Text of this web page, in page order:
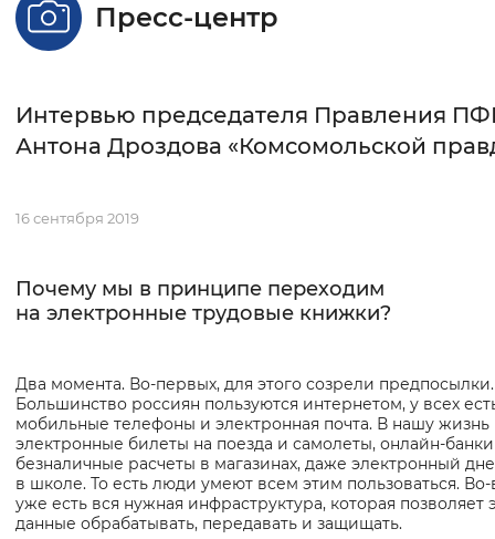
Стандартный
Шрифт
Без засечек С засечками
Цвет сайта
Синий фон
Изображения
Включены Выключены
Пресс-центр
Интервью председателя Правления
Антона Дроздова «Комсомольской
Основная
16 сентября 2019
Почему мы в принципе переходим
на электронные трудовые книжки?
Два момента. Во-первых, для этого созрели предпосылки.
Большинство россиян пользуются интернетом, у всех
мобильные телефоны и электронная почта. В нашу
электронные билеты на поезда и самолеты, онлайн-
безналичные расчеты в магазинах, даже электронный
в школе. То есть люди умеют всем этим пользоваться. Во-
уже есть вся нужная инфраструктура, которая позволяет
данные обрабатывать, передавать и защищать.